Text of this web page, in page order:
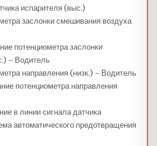
испарителя (выс.)
заслонки смешивания воздуха
потенциометра заслонки
– Водитель
направления (низк.) – Водитель
потенциометра направления
в линии сигнала датчика
автоматического предотвращения